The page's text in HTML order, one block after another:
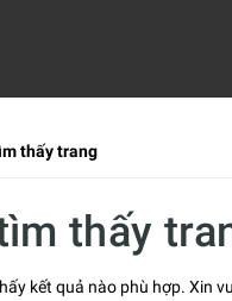
thấy trang
thấy
kết quả nào phù hợp. Xin